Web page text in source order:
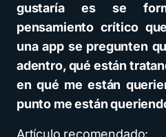
gustaría es se
pensamiento crítico
una app se pregunten
adentro, qué están
en qué me están
punto me están
Artículo recomendado: